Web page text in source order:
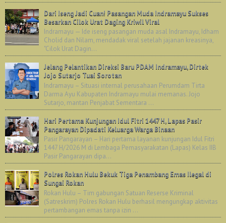
Dari Iseng Jadi Cuan! Pasangan Muda Indramayu Sukses
Besarkan Cilok Urat Daging Kriwil Viral
Indramayu — Ide iseng pasangan muda asal Indramayu, Idham
Cholid dan Nilam, mendadak viral setelah jajanan kreasinya,
"Cilok Urat Dagin...
Jelang Pelantikan Direksi Baru PDAM Indramayu, Dirtek
Jojo Sutarjo Tuai Sorotan
Indramayu – Situasi internal perusahaan Perumdam Tirta
Darma Ayu Kabupaten Indramayu mulai memanas. Jojo
Sutarjo, mantan Penjabat Sementara ...
Hari Pertama Kunjungan Idul Fitri 1447 H, Lapas Pasir
Pangarayan Dipadati Keluarga Warga Binaan
Pasir Pangarayan – Hari pertama layanan kunjungan Idul Fitri
1447 H/2026 M di Lembaga Pemasyarakatan (Lapas) Kelas IIB
Pasir Pangarayan dipa...
Polres Rokan Hulu Bekuk Tiga Penambang Emas Ilegal di
Sungai Rokan
Rokan Hulu – Tim gabungan Satuan Reserse Kriminal
(Satreskrim) Polres Rokan Hulu berhasil mengungkap aktivitas
pertambangan emas tanpa izin ...